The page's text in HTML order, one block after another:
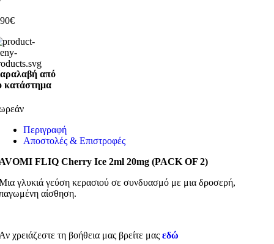
από
κατάστημα
Περιγραφή
Αποστολές & Επιστροφές
FLIQ Cherry Ice 2ml 20mg (PACK OF 2)
γλυκιά γεύση κερασιού σε συνδυασμό με μια δροσερή,
αίσθηση.
χρειάζεστε τη βοήθεια μας βρείτε μας εδώ